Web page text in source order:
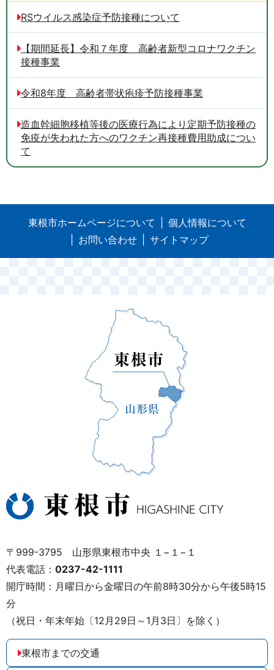
RSウイルス感染症予防接種について
【期間延長】令和７年度 高齢者新型コロナワクチン
接種事業
令和8年度 高齢者帯状疱疹予防接種事業
造血幹細胞移植等後の医療行為により定期予防接種の
免疫が失われた方へのワクチン再接種費用助成につい
て
東根市ホームページについて
個人情報について
お問い合わせ
サイトマップ
〒999-3795 山形県東根市中央 １−１−１
代表電話： 0237-42-1111
開庁時間：月曜日から金曜日の午前8時30分から午後5時15
分
（祝日・年末年始〔12月29日～1月3日〕を除く）
東根市までの交通